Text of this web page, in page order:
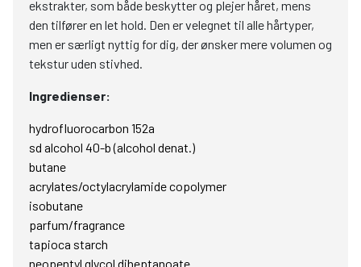
ekstrakter, som både beskytter og plejer håret, mens
den tilfører en let hold. Den er velegnet til alle hårtyper,
men er særligt nyttig for dig, der ønsker mere volumen og
tekstur uden stivhed.
Ingredienser:
hydrofluorocarbon 152a
sd alcohol 40-b (alcohol denat.)
butane
acrylates/octylacrylamide copolymer
isobutane
parfum/fragrance
tapioca starch
neopentyl glycol diheptanoate